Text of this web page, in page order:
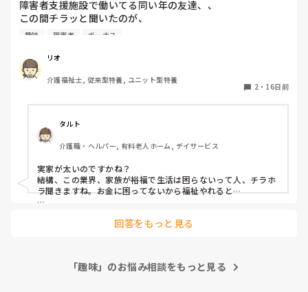
障害者支援施設で働いてる同い年の友達、、
この間チラッと聞いたのが、
手取りは15万くらい   ボーナスは年々減っている
今は一人暮らし(会社側が用意した所 家賃は1万くらい)
今年末に管理者試験を勧められて尚更、、
貯金もして趣味のライブにも行って友達と遊んで
ちゃんと人生楽しめてるみたいだから、凄いわ✨️👏
会社を辞めるか辞めないかは、個人の自由だし
他人は何も口出し出来ないけど、、
趣味 障害者 ボーナス
リオ
介護福祉士, 従来型特養, ユニット型特養
2・ 16日前
タルト
介護職・ヘルパー, 有料老人ホーム, デイサービス
実家が太いのですかね？
結構、この業界、家族が裕福で生活は困らないって人、チラホ
ラ聞きますね。お金に困ってないから福祉やれると…
回答をもっと見る
「趣味」のお悩み相談をもっと見る